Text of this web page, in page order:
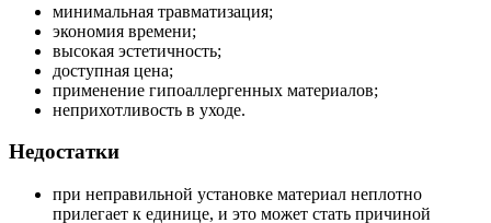
минимальная травматизация;
экономия времени;
высокая эстетичность;
доступная цена;
применение гипоаллергенных материалов;
неприхотливость в уходе.
Недостатки
при неправильной установке материал неплотно
прилегает к единице, и это может стать причиной